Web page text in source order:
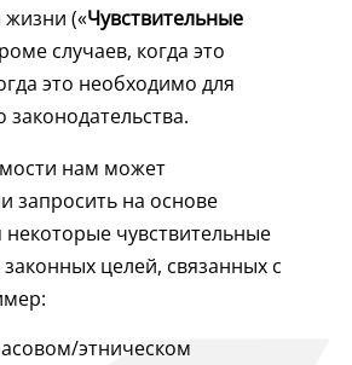
(«Чувствительные
случаев, когда это
это необходимо для
нам может
запросить на основе
чувствительные
целей, связанных с
этническом